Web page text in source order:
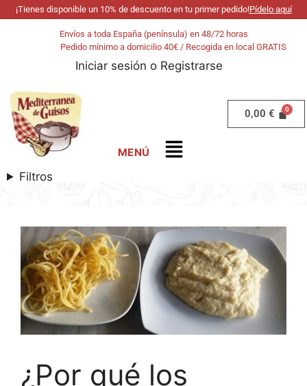
¡Tienes disponible un 10% de descuento en tu primer pedido!Pídelo aquí
Envíos a toda España (península) en 48/72 horas
Pedido mínimo a domicilio 40€ / Recogida en local GRATIS
Iniciar sesión o Registrarse
0,00 €
Filtros
¿Por qué los